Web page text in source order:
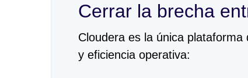
Cerrar la brecha
Cloudera es la única
y eficiencia operativa: